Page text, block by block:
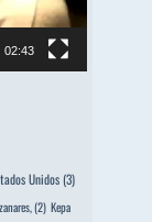
02:43
Unidos(3)
(2) Kepa